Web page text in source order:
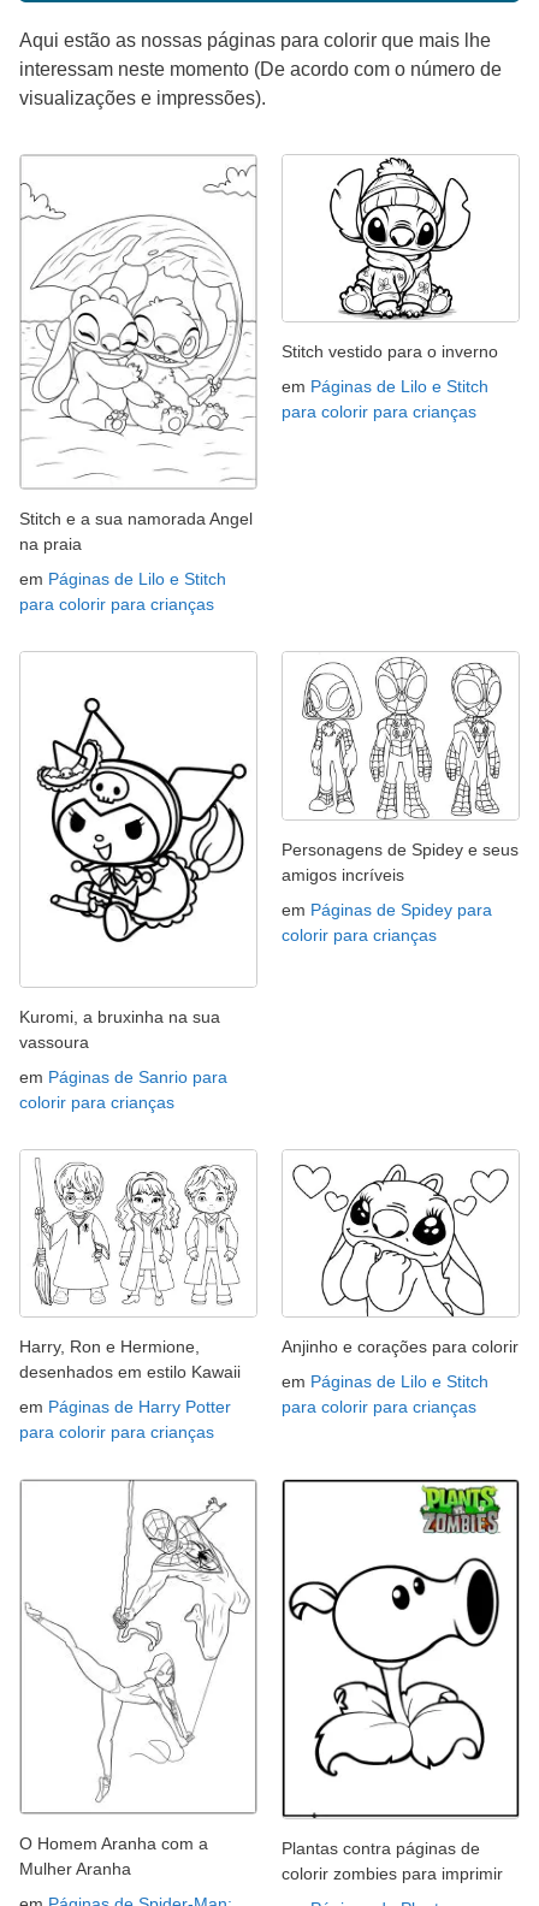
Aqui estão as nossas páginas para colorir que mais lhe
interessam neste momento (De acordo com o número de
visualizações e impressões).
Stitch e a sua namorada Angel
na praia
em Páginas de Lilo e Stitch
para colorir para crianças
Stitch vestido para o inverno
em Páginas de Lilo e Stitch
para colorir para crianças
Kuromi, a bruxinha na sua
vassoura
em Páginas de Sanrio para
colorir para crianças
Personagens de Spidey e seus
amigos incríveis
em Páginas de Spidey para
colorir para crianças
Harry, Ron e Hermione,
desenhados em estilo Kawaii
em Páginas de Harry Potter
para colorir para crianças
Anjinho e corações para colorir
em Páginas de Lilo e Stitch
para colorir para crianças
O Homem Aranha com a
Mulher Aranha
Plantas contra páginas de
colorir zombies para imprimir